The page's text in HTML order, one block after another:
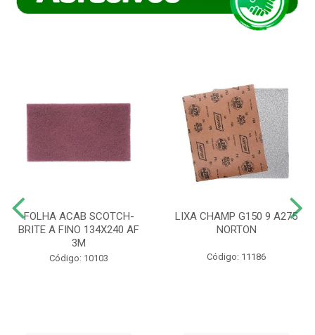
FOLHA ACAB SCOTCH-
BRITE A FINO 134X240 AF
3M
Código: 10103
LIXA CHAMP G150 9 A275
NORTON
Código: 11186